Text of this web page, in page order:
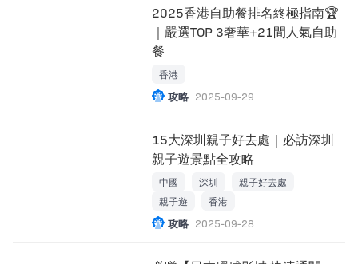
2025香港自助餐排名終極指南🏆
｜嚴選TOP 3奢華+21間人氣自助
餐
香港
攻略 2025-09-29
15大深圳親子好去處｜必訪深圳
親子遊景點全攻略
中國 深圳
親子好去處
親子遊
香港
攻略 2025-09-28